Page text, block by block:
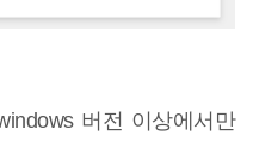
버전 이상에서만